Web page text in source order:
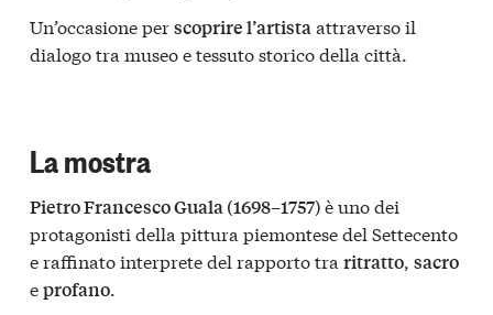
Un’occasione perscoprire l’artistaattraverso il
dialogo tra museo e tessuto storico della città.
La mostra
Pietro Francesco Guala (1698–1757)è uno dei
protagonisti della pittura piemontese del Settecento
e raffinato interprete del rapporto tra ritratto, sacro
eprofano.